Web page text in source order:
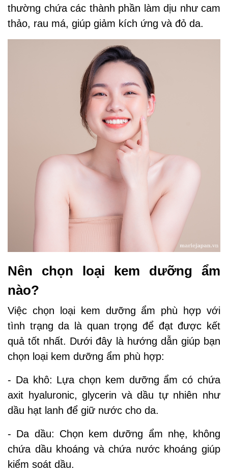
thường chứa các thành phần làm dịu như cam
thảo, rau má, giúp giảm kích ứng và đỏ da.
Nên chọn loại kem dưỡng ẩm
nào?
Việc chọn loại kem dưỡng ẩm phù hợp với
tình trạng da là quan trọng để đạt được kết
quả tốt nhất. Dưới đây là hướng dẫn giúp bạn
chọn loại kem dưỡng ẩm phù hợp:
- Da khô: Lựa chọn kem dưỡng ẩm có chứa
axit hyaluronic, glycerin và dầu tự nhiên như
dầu hạt lanh để giữ nước cho da.
- Da dầu: Chọn kem dưỡng ẩm nhẹ, không
chứa dầu khoáng và chứa nước khoáng giúp
kiểm soát dầu.